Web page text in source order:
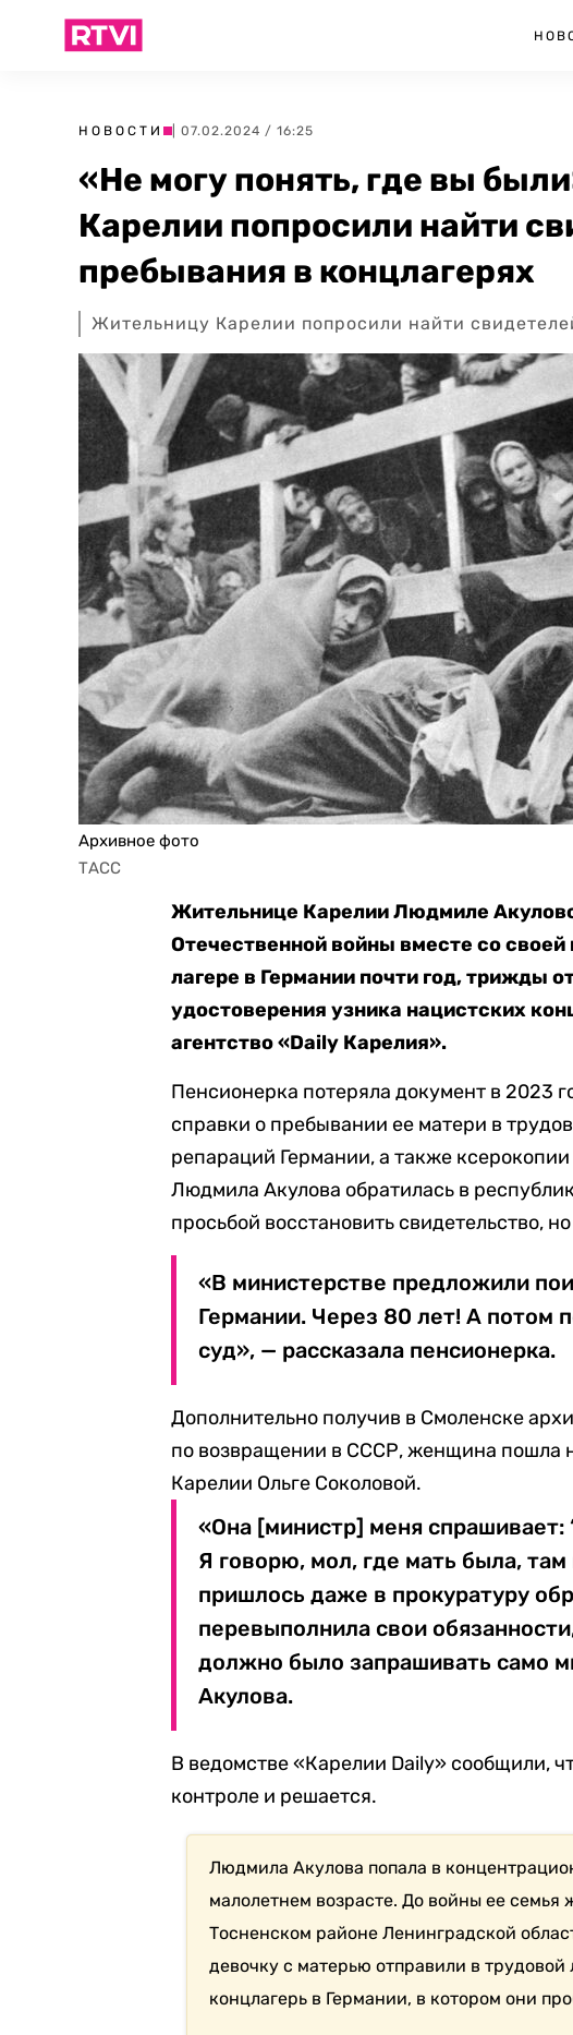
НОВОСТИ | 07.02.2024 / 16:25
«Не могу понять, где вы
Карелии попросили найти
пребывания в концлагерях
Жительницу Карелии попросили найти
Архивное фото
ТАСС
Жительнице Карелии Людмиле
Отечественной войны вместе со
лагере в Германии почти год, трижды
удостоверения узника нацистских
агентство «Daily Карелия».
Пенсионерка потеряла документ в 2023
справки о пребывании ее матери в
репараций Германии, а также
Людмила Акулова обратилась в
просьбой восстановить свидетельство,
«В министерстве предложили
Германии. Через 80 лет! А потом
суд», — рассказала пенсионерка.
Дополнительно получив в Смоленске
по возвращении в СССР, женщина пошла
Карелии Ольге Соколовой.
«Она [министр] меня спрашивает:
Я говорю, мол, где мать была,
пришлось даже в прокуратуру
перевыполнила свои
должно было запрашивать само
Акулова.
В ведомстве «Карелии Daily» сообщили,
контроле и решается.
Людмила Акулова попала в
малолетнем возрасте. До войны ее семья
Тосненском районе Ленинградской
девочку с матерью отправили в трудовой
концлагерь в Германии, в котором они